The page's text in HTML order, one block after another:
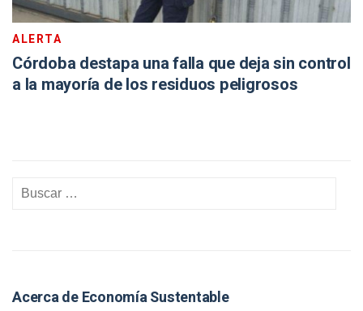
ALERTA
Córdoba destapa una falla que deja sin control
a la mayoría de los residuos peligrosos
Acerca de Economía Sustentable